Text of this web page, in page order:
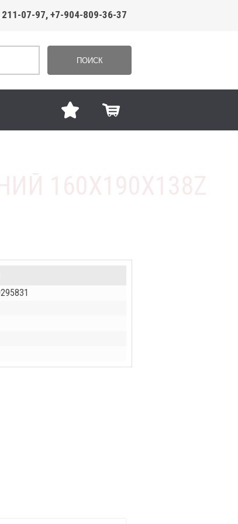
211-07-97, +7-904-809-36-37
ПОИСК